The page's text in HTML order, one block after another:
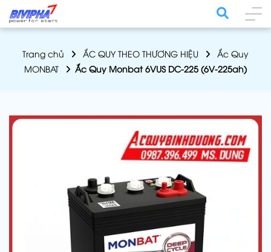
Trang chủ ẮC QUY THEO THƯƠNG HIỆU
Ắc Quy
MONBAT
Ắc Quy Monbat 6VUS DC-225 (6V-225ah)